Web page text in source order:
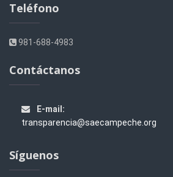
Teléfono
981-688-4983
Contáctanos
E-mail:
transparencia@saecampeche.org
Síguenos